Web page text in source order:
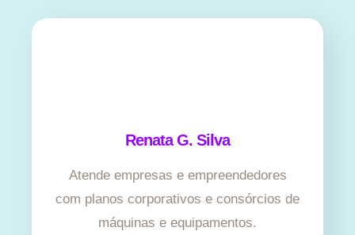
Renata G. Silva
Atende empresas e empreendedores
com planos corporativos e consórcios de
máquinas e equipamentos.